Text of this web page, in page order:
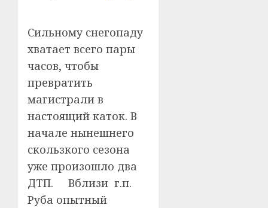
Сильному снегопаду
хватает всего пары
часов, чтобы
превратить
магистрали в
настоящий каток. В
начале нынешнего
скользкого сезона
уже произошло два
ДТП. Вблизи г.п.
Руба опытный